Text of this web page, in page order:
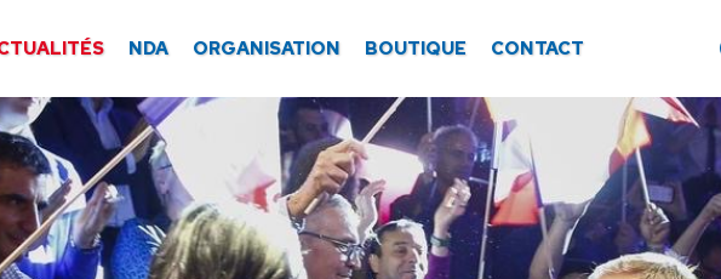
NDA ORGANISATION BOUTIQUE CONTACT